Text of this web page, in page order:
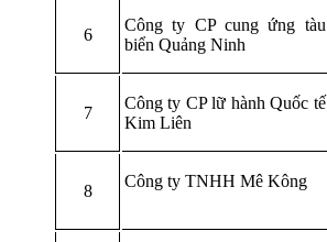
6
Công ty CP cung ứng tàu
biển Quảng Ninh
7
Công ty CP lữ hành Quốc tế
Kim Liên
8
Công ty TNHH Mê Kông